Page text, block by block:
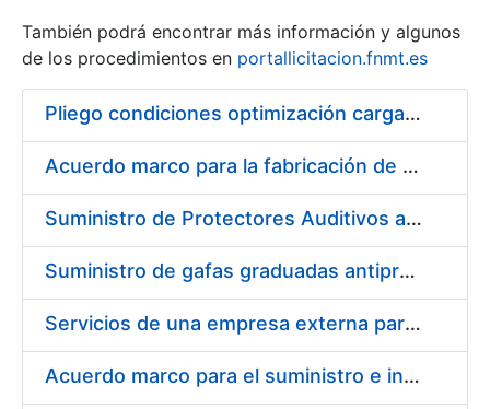
Show/Hide
También podrá encontrar más información y algunos
de los procedimientos en portallicitacion.fnmt.es
Pliego condiciones optimización cargas compras firmado
Acuerdo marco para la fabricación de piezas
Suministro de Protectores Auditivos a medida para las personas trabajadoras de los Centros de Trabajo de Madrid y Burgos
Suministro de gafas graduadas antiproyecciones para los trabajadores de la FNMT-RCM en los centros de trabajo de Madrid y Burgos
Servicios de una empresa externa para el asesoramiento y resolución de los recursos de alzada que se presentan relacionados con procesos de selección para la FNMT-RCM
Acuerdo marco para el suministro e instalación de persianas, estores y otros complementos